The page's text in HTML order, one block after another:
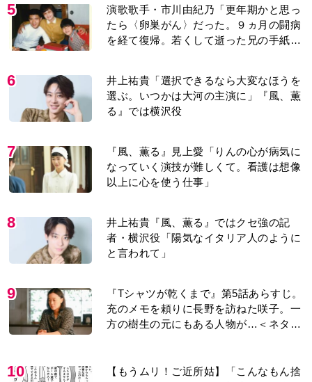
5
演歌歌手・市川由紀乃「更年期かと思っ
たら〈卵巣がん〉だった。９ヵ月の闘病
を経て復帰。若くして逝った兄の手紙を
6
井上祐貴「選択できるなら大変なほうを
選ぶ。いつかは大河の主演に」『風、薫
る』では横沢役
7
『風、薫る』見上愛「りんの心が病気に
なっていく演技が難しくて。看護は想像
以上に心を使う仕事」
8
井上祐貴『風、薫る』ではクセ強の記
者・横沢役「陽気なイタリア人のように
と言われて」
9
『Tシャツが乾くまで』第5話あらすじ。
充のメモを頼りに長野を訪ねた咲子。一
方の樹生の元にもある人物が…＜ネタバ
10
【もうムリ！ご近所姑】「こんなもん捨